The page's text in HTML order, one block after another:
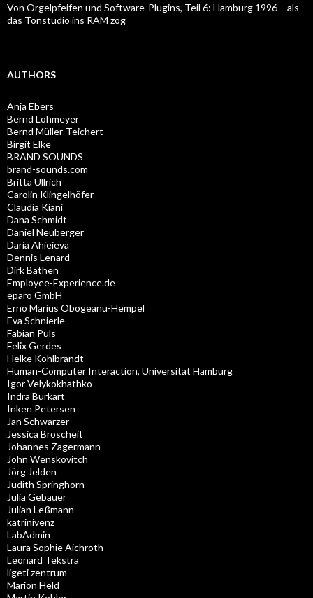
Von Orgelpfeifen und Software-Plugins, Teil 6: Hamburg 1996 – als
das Tonstudio ins RAM zog
AUTHORS
Anja Ebers
Bernd Lohmeyer
Bernd Müller-Teichert
Birgit Elke
BRAND SOUNDS
brand-sounds.com
Britta Ullrich
Carolin Klingelhöfer
Claudia Kiani
Dana Schmidt
Daniel Neuberger
Daria Ahieieva
Dennis Lenard
Dirk Bathen
Employee-Experience.de
eparo GmbH
Erno Marius Obogeanu-Hempel
Eva Schnierle
Fabian Puls
Felix Gerdes
Helke Kohlbrandt
Human-Computer Interaction, Universität Hamburg
Igor Velykokhathko
Indra Burkart
Inken Petersen
Jan Schwarzer
Jessica Broscheit
Johannes Zagermann
John Wenskovitch
Jörg Jelden
Judith Springhorn
Julia Gebauer
Julian Leßmann
katrinivenz
LabAdmin
Laura Sophie Aichroth
Leonard Tekstra
ligeti zentrum
Marion Held